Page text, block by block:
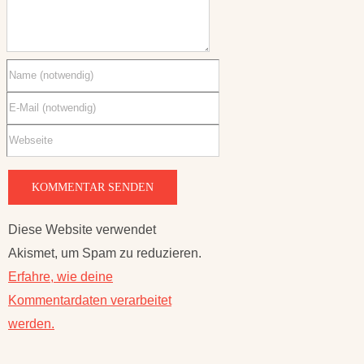
Diese Website verwendet
Akismet, um Spam zu reduzieren.
Erfahre, wie deine
Kommentardaten verarbeitet
werden.